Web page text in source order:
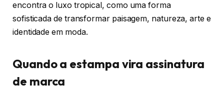
encontra o luxo tropical, como uma forma
sofisticada de transformar paisagem, natureza, arte e
identidade em moda.
Quando a estampa vira assinatura
de marca